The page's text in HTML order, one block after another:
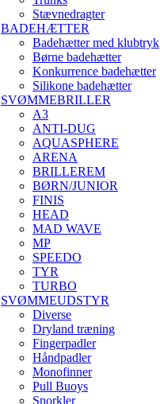
Stævnedragter
BADEHÆTTER
Badehætter med klubtryk
Børne badehætter
Konkurrence badehætter
Silikone badehætter
SVØMMEBRILLER
A3
ANTI-DUG
AQUASPHERE
ARENA
BRILLEREM
BØRN/JUNIOR
FINIS
HEAD
MAD WAVE
MP
SPEEDO
TYR
TURBO
SVØMMEUDSTYR
Diverse
Dryland træning
Fingerpadler
Håndpadler
Monofinner
Pull Buoys
Snorkler